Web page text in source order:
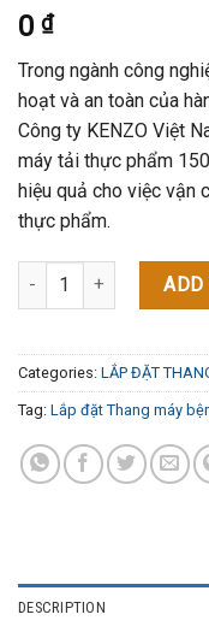
0 ₫
Trong ngành công
hoạt và an toàn của
Công ty KENZO Việt
máy tải thực phẩm
hiệu quả cho việc vận
thực phẩm.
Thang Máy Tải ThựcADD
Categories: LẮP ĐẶT
Tag: Lắp đặt Thang máy
DESCRIPTION